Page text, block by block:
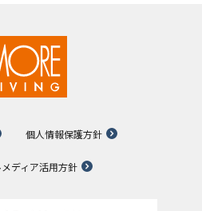
個人情報保護方針
ディア活用方針